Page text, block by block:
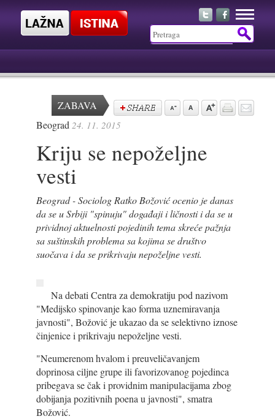
ZABAVA
Beograd 24. 11. 2015
Kriju se nepoželjne
vesti
Beograd - Sociolog Ratko Božović ocenio je danas
da se u Srbiji "spinuju" događaji i ličnosti i da se u
prividnoj aktuelnosti pojedinih tema skreće pažnja
sa suštinskih problema sa kojima se društvo
suočava i da se prikrivaju nepoželjne vesti.
Na debati Centra za demokratiju pod nazivom
"Medijsko spinovanje kao forma uznemiravanja
javnosti", Božović je ukazao da se selektivno iznose
činjenice i prikrivaju nepoželjne vesti.
"Neumerenom hvalom i preuveličavanjem
doprinosa ciljne grupe ili favorizovanog pojedinca
pribegava se čak i providnim manipulacijama zbog
dobijanja pozitivnih poena u javnosti", smatra
Božović.